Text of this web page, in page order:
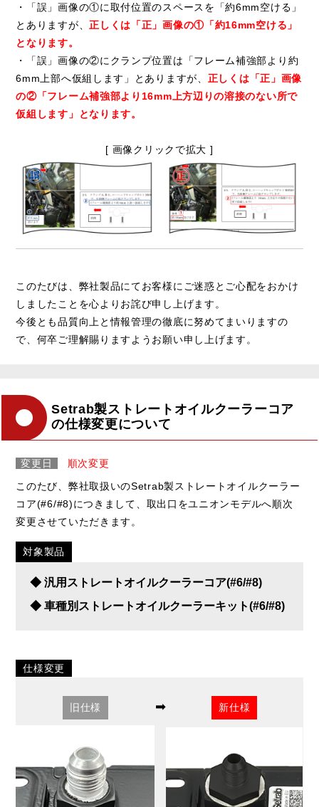
・「誤」画像の①に取付位置のスペースを「約6mm空ける」
とありますが、正しくは「正」画像の①「約16mm空ける」
となります。
・「誤」画像の②にクランプ位置は「フレーム補強部より約
6mm上部へ仮組します」とありますが、 正しくは「正」画像
の②「フレーム補強部より16mm上方辺りの溶接のない所で
仮組します」となります。
[ 画像クリックで拡大 ]
このたびは、弊社製品にてお客様にご迷惑とご心配をおかけ
しましたことを心よりお詫び申し上げます。
今後とも品質向上と情報管理の徹底に努めてまいりますの
で、何卒ご理解賜りますようお願い申し上げます。
Setrab製ストレートオイルクーラーコア
の仕様変更について
変更日
順次変更
このたび、弊社取扱いのSetrab製ストレートオイルクーラー
コア(#6/#8)につきまして、取出口をユニオンモデルへ順次
変更させていただきます。
対象製品
◆ 汎用ストレートオイルクーラーコア(#6/#8)
◆ 車種別ストレートオイルクーラーキット(#6/#8)
仕様変更
旧仕様 ➡ 新仕様